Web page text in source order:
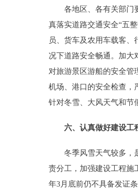
各地区、各有关部门要
真落实道路交通安全“五
员、货车及农用车载客
况下道路安全畅通。加大
对旅游景区游船的安全管
机场、港口的安全检查，
针对冬雪、大风天气和节
六、认真做好建设工
冬季风雪天气较多，是
责分工，加强建设工程施
年3月底前仍不具备发证